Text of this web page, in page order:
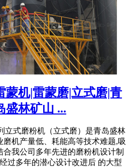
蒙机|雷蒙磨|立式磨|青
盛林矿山 ...
立式磨粉机（立式磨）是青岛盛林
磨机产量低、耗能高等技术难题,吸
我公司多年先进的磨粉机设计制
过多年的潜心设计改进后 的大型